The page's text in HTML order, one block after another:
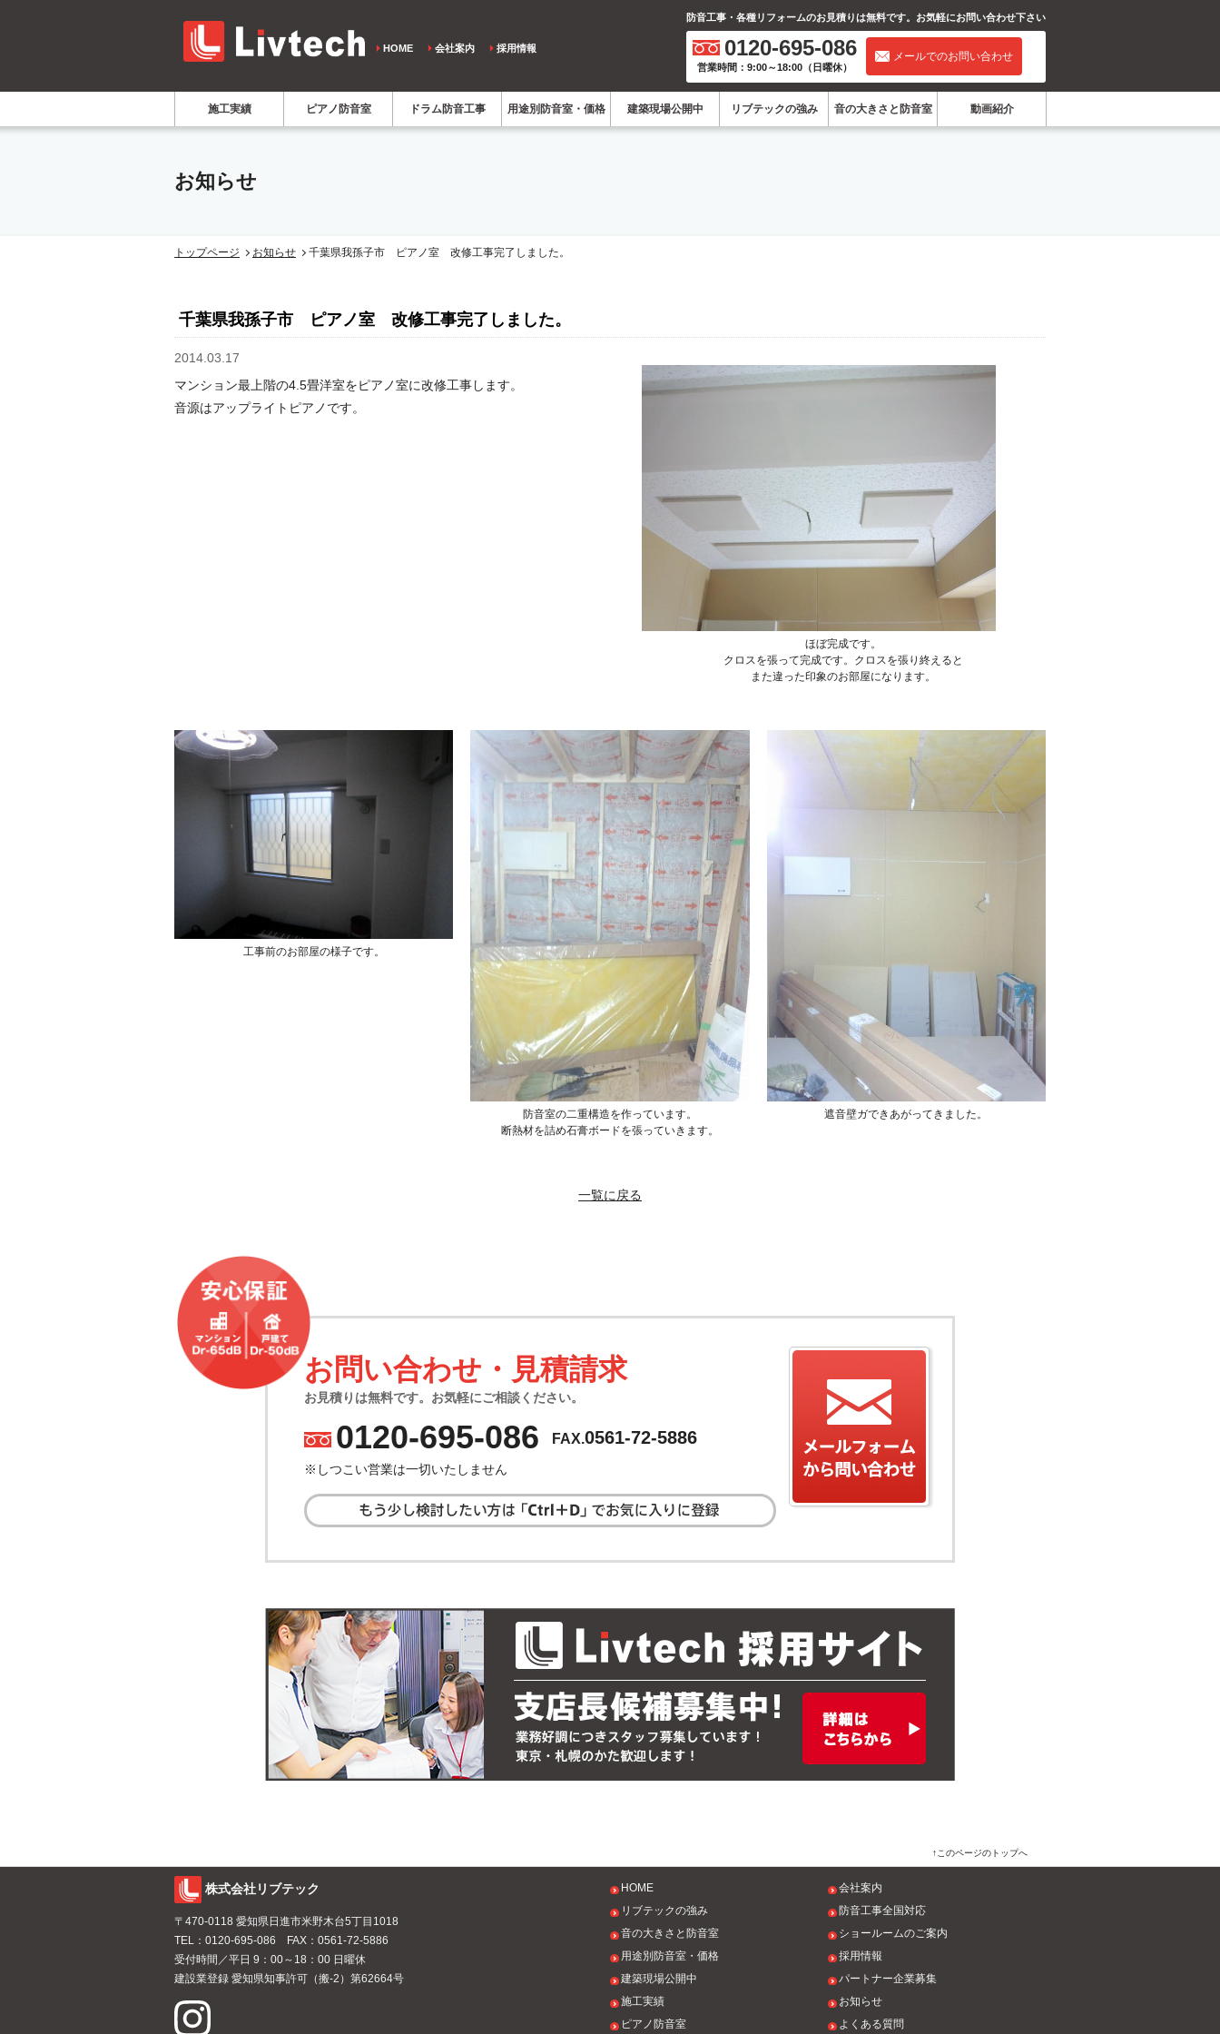
HOME 会社案内 採用情報
防音工事・各種リフォームのお見積りは無料です。お気軽にお問い合わせ下さい
フリーダイヤル：
0120-695-086
営業時間：9:00～18:00（日曜休）
メールでのお問い合わせ
施工実績 ピアノ防音室 ドラム防音工事 用途別防音室・価格 建築現場公開中 リブテックの強み 音の大きさと防音室 動画紹介
お知らせ
トップページ お知らせ 千葉県我孫子市 ピアノ室 改修工事完了しました。
千葉県我孫子市 ピアノ室 改修工事完了しました。
ほぼ完成です。
クロスを張って完成です。クロスを張り終えると
また違った印象のお部屋になります。
2014.03.17
マンション最上階の4.5畳洋室をピアノ室に改修工事します。
音源はアップライトピアノです。
工事前のお部屋の様子です。
防音室の二重構造を作っています。
断熱材を詰め石膏ボードを張っていきます。
遮音壁ガできあがってきました。
一覧に戻る
お問い合わせ・見積請求
お見積りは無料です。お気軽にご相談ください。
TEL.
0120-695-086 FAX.0561-72-5886
※しつこい営業は一切いたしません
このページのトップへ
HOME
リブテックの強み
音の大きさと防音室
用途別防音室・価格
建築現場公開中
施工実績
ピアノ防音室
会社案内
防音工事全国対応
ショールームのご案内
採用情報
パートナー企業募集
お知らせ
よくある質問
株式会社リブテック
〒470-0118 愛知県日進市米野木台5丁目1018
TEL： 0120-695-086 FAX：0561-72-5886
受付時間／平日 9：00～18：00 日曜休
建設業登録 愛知県知事許可（搬-2）第62664号